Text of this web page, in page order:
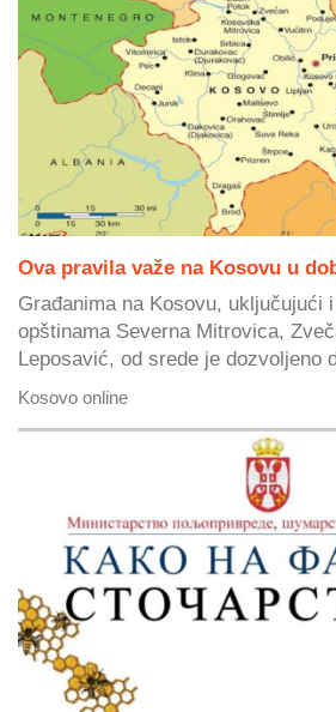
Ova pravila važe na Kosovu u
Građanima na Kosovu, uključujući
opštinama Severna Mitrovica,
Leposavić, od srede je dozvoljeno
Kosovo online